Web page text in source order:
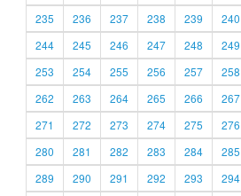
235
236 237 238 239 240
244
245 246 247 248 249
253
254 255 256 257 258
262
263 264 265 266 267
271
272 273 274 275 276
280
281 282 283 284 285
289
290 291 292 293 294